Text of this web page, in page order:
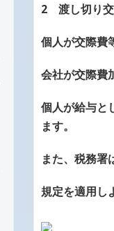
2 渡し切り交
個人が交際費
会社が交際費
個人が給与と
ます。
また、税務署
規定を適用し